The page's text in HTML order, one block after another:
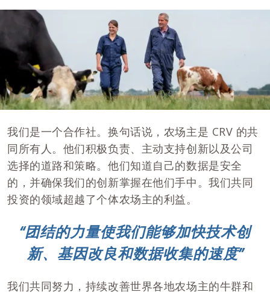
我们是一个合作社。换句话说，农场主是 CRV 的共
同所有人。他们积极负责、主动支持创新以及公司
选择的道路和策略。他们知道自己的数据是安全
的，并确保我们的创新掌握在他们手中。我们共同
投资的领域超越了个体农场主的利益。
“团结的力量使我们能够加快技术创
新、基因改良和数据收集的速度”
我们共同努力，持续改善世界各地农场主的牛群和